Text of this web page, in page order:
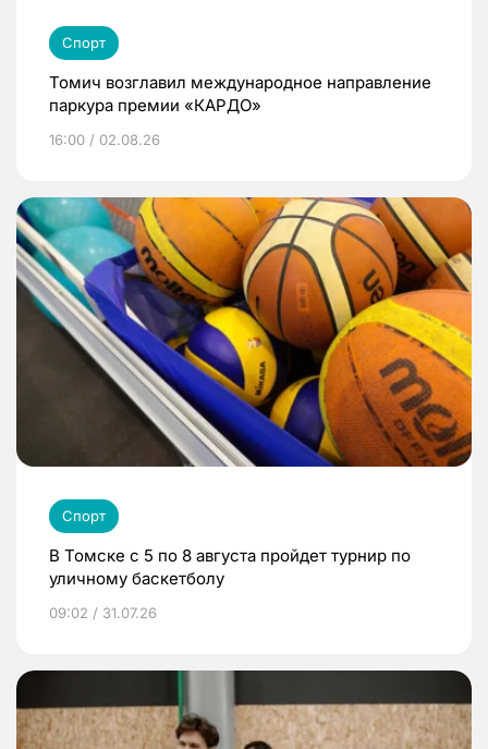
Спорт
Томич возглавил международное направление
паркура премии «КАРДО»
16:00 / 02.08.26
Спорт
В Томске с 5 по 8 августа пройдет турнир по
уличному баскетболу
09:02 / 31.07.26